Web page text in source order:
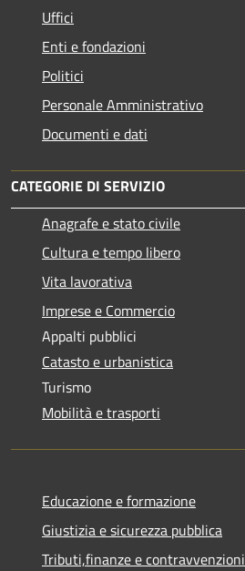
Uffici
Enti e fondazioni
Politici
Personale Amministrativo
Documenti e dati
CATEGORIE DI SERVIZIO
Anagrafe e stato civile
Cultura e tempo libero
Vita lavorativa
Imprese e Commercio
Appalti pubblici
Catasto e urbanistica
Turismo
Mobilità e trasporti
Educazione e formazione
Giustizia e sicurezza pubblica
Tributi,finanze e contravvenzioni